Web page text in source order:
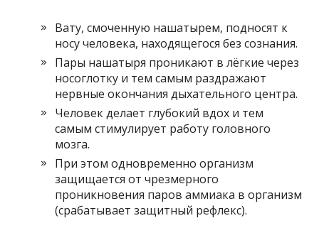
Вату, смоченную нашатырем, подносят к
носу человека, находящегося без сознания.
Пары нашатыря проникают в лёгкие через
носоглотку и тем самым раздражают
нервные окончания дыхательного центра.
Человек делает глубокий вдох и тем
самым стимулирует работу головного
мозга.
При этом одновременно организм
защищается от чрезмерного
проникновения паров аммиака в организм
(срабатывает защитный рефлекс).